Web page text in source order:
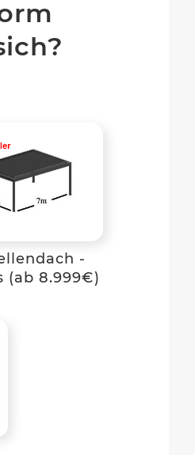
-
(ab 8.999€)